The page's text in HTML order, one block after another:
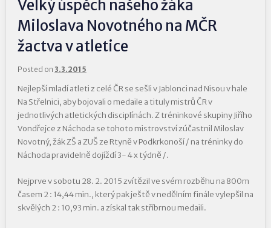
Velký úspěch našeho žáka
Miloslava Novotného na MČR
žactva v atletice
Posted on 3.3.2015
Nejlepší mladí atleti z celé ČR se sešli v Jablonci nad Nisou v hale
Na Střelnici, aby bojovali o medaile a tituly mistrů ČR v
jednotlivých atletických disciplínách. Z tréninkové skupiny Jiřího
Vondřejce z Náchoda se tohoto mistrovství zúčastnil Miloslav
Novotný, žák ZŠ a ZUŠ ze Rtyně v Podkrkonoší / na tréninky do
Náchoda pravidelně dojíždí 3- 4 x týdně /.
Nejprve v sobotu 28. 2. 2015 zvítězil ve svém rozběhu na 800m
časem 2 : 14,44 min., který pak ještě v nedělním finále vylepšil na
skvělých 2 : 10,93 min. a získal tak stříbrnou medaili.